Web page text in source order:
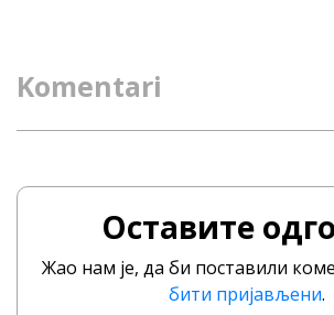
Komentari
Оставите
Жао нам је, да би поставили
бити пријављени.